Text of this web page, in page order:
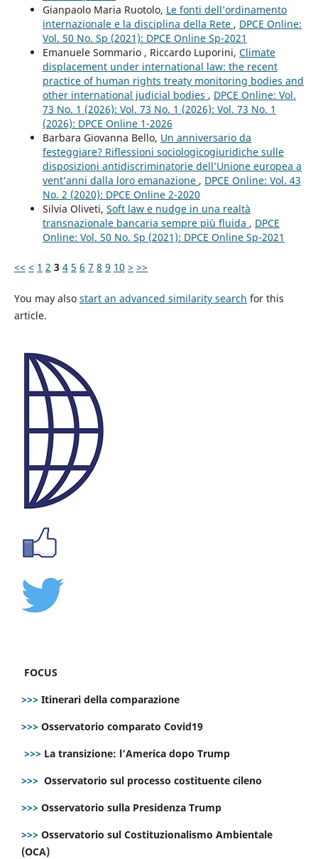
Gianpaolo Maria Ruotolo, Le fonti dell’ordinamento
internazionale e la disciplina della Rete , DPCE Online:
Vol. 50 No. Sp (2021): DPCE Online Sp-2021
Emanuele Sommario , Riccardo Luporini, Climate
displacement under international law: the recent
practice of human rights treaty monitoring bodies and
other international judicial bodies , DPCE Online: Vol.
73 No. 1 (2026): Vol. 73 No. 1 (2026): Vol. 73 No. 1
(2026): DPCE Online 1-2026
Barbara Giovanna Bello, Un anniversario da
festeggiare? Riflessioni sociologicogiuridiche sulle
disposizioni antidiscriminatorie dell’Unione europea a
vent’anni dalla loro emanazione , DPCE Online: Vol. 43
No. 2 (2020): DPCE Online 2-2020
Silvia Oliveti, Soft law e nudge in una realtà
transnazionale bancaria sempre più fluida , DPCE
Online: Vol. 50 No. Sp (2021): DPCE Online Sp-2021
<< < 1 2 3 4 5 6 7 8 9 10 > >>
You may also start an advanced similarity search for this
article.
FOCUS
>>> Itinerari della comparazione
>>> Osservatorio comparato Covid19
>>> La transizione: l’America dopo Trump
>>> Osservatorio sul processo costituente cileno
>>> Osservatorio sulla Presidenza Trump
>>> Osservatorio sul Costituzionalismo Ambientale
(OCA)